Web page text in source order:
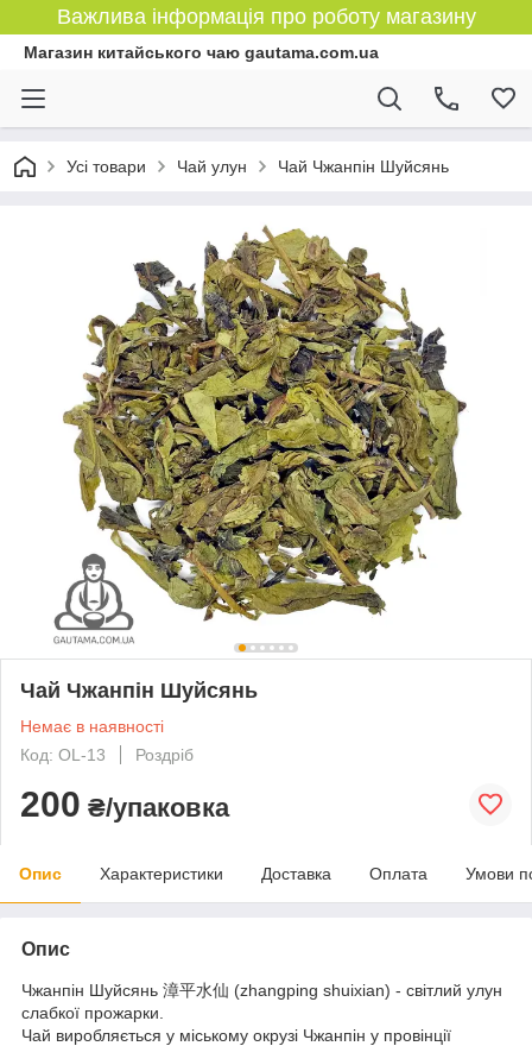
Важлива інформація про роботу магазину
Магазин китайського чаю gautama.com.ua
Усі товари Чай улун Чай Чжанпін Шуйсянь
Чай Чжанпін Шуйсянь
Немає в наявності
Код: OL-13
Роздріб
200 ₴/упаковка
Опис Характеристики Доставка Оплата Умови
Опис
Чжанпін Шуйсянь 漳平水仙 (zhangping shuixian) - світлий улун
слабкої прожарки.
Чай виробляється у міському окрузі Чжанпін у провінції